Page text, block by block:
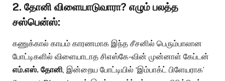
2. தோனி விளையாடுவாரா? எழும் பலத்த
சஸ்பென்ஸ்:
கணுக்கால் காயம் காரணமாக இந்த சீசனில் பெரும்பாலான
போட்டிகளில் விளையாடாத சிஎஸ்கே-வின் முன்னாள் கேப்டன்
எம்.எஸ். தோனி, இன்றைய போட்டியில் ‘இம்பாக்ட் பிளேயராக’